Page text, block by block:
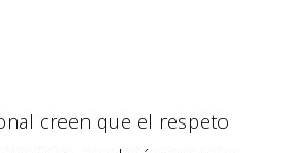
creen que el respeto